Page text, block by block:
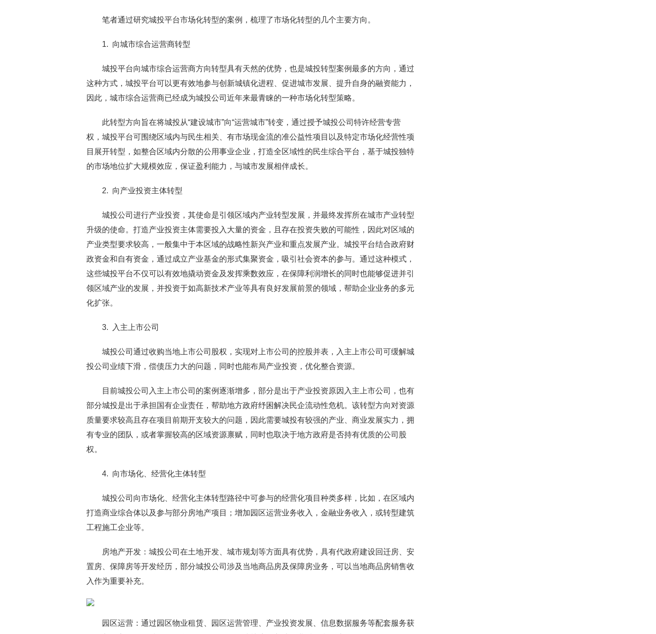
笔者通过研究城投平台市场化转型的案例，梳理了市场化转型的几个主要方向。
1. 向城市综合运营商转型
城投平台向城市综合运营商方向转型具有天然的优势，也是城投转型案例最多的方向，通过
这种方式，城投平台可以更有效地参与创新城镇化进程、促进城市发展、提升自身的融资能力，
因此，城市综合运营商已经成为城投公司近年来最青睐的一种市场化转型策略。
此转型方向旨在将城投从“建设城市”向“运营城市”转变，通过授予城投公司特许经营专营
权，城投平台可围绕区域内与民生相关、有市场现金流的准公益性项目以及特定市场化经营性项
目展开转型，如整合区域内分散的公用事业企业，打造全区域性的民生综合平台，基于城投独特
的市场地位扩大规模效应，保证盈利能力，与城市发展相伴成长。
2. 向产业投资主体转型
城投公司进行产业投资，其使命是引领区域内产业转型发展，并最终发挥所在城市产业转型
升级的使命。打造产业投资主体需要投入大量的资金，且存在投资失败的可能性，因此对区域的
产业类型要求较高，一般集中于本区域的战略性新兴产业和重点发展产业。城投平台结合政府财
政资金和自有资金，通过成立产业基金的形式集聚资金，吸引社会资本的参与。通过这种模式，
这些城投平台不仅可以有效地撬动资金及发挥乘数效应，在保障利润增长的同时也能够促进并引
领区域产业的发展，并投资于如高新技术产业等具有良好发展前景的领域，帮助企业业务的多元
化扩张。
3. 入主上市公司
城投公司通过收购当地上市公司股权，实现对上市公司的控股并表，入主上市公司可缓解城
投公司业绩下滑，偿债压力大的问题，同时也能布局产业投资，优化整合资源。
目前城投公司入主上市公司的案例逐渐增多，部分是出于产业投资原因入主上市公司，也有
部分城投是出于承担国有企业责任，帮助地方政府纾困解决民企流动性危机。该转型方向对资源
质量要求较高且存在项目前期开支较大的问题，因此需要城投有较强的产业、商业发展实力，拥
有专业的团队，或者掌握较高的区域资源禀赋，同时也取决于地方政府是否持有优质的公司股
权。
4. 向市场化、经营化主体转型
城投公司向市场化、经营化主体转型路径中可参与的经营化项目种类多样，比如，在区域内
打造商业综合体以及参与部分房地产项目；增加园区运营业务收入，金融业务收入，或转型建筑
工程施工企业等。
房地产开发：城投公司在土地开发、城市规划等方面具有优势，具有代政府建设回迁房、安
置房、保障房等开发经历，部分城投公司涉及当地商品房及保障房业务，可以当地商品房销售收
入作为重要补充。
园区运营：通过园区物业租赁、园区运营管理、产业投资发展、信息数据服务等配套服务获